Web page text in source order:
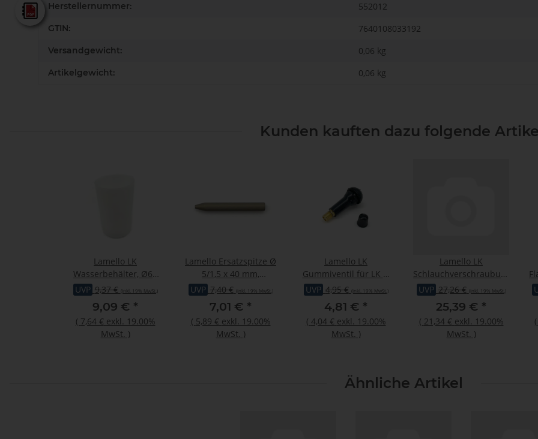
Herstellernummer: 552012
GTIN: 7640108033192
Versandgewicht: 0,06 kg
Artikelgewicht: 0,06 kg
Kunden kauften dazu folgende
Lamello LK
Wasserbehälter, Ø62
mm, zu 533260
UVP 9,37 € (inkl. 19% MwSt.)
9,09 € *
( 7,64 € exkl. 19.00%
MwSt. )
Lamello Ersatzspitze Ø
5/1,5 x 40 mm,
emataliert
UVP 7,40 € (inkl. 19% MwSt.)
7,01 € *
( 5,89 € exkl. 19.00%
MwSt. )
Lamello LK
Gummiventil für LK 3,
LK5, LK 10, LK 5 PUR
UVP 4,95 € (inkl. 19% MwSt.)
4,81 € *
( 4,04 € exkl. 19.00%
MwSt. )
Lamello LK
Schlauchverschraubung,
1/2"x10 mm
UVP 27,26 € (inkl. 19% MwSt.)
25,39 € *
( 21,34 € exkl. 19.00%
MwSt. )
Ähnliche Artikel
Lamello - Gesamtkatalog